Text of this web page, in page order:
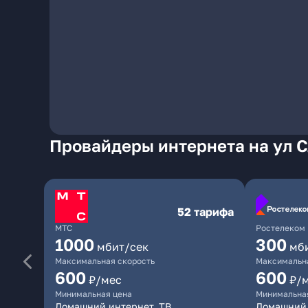
Провайдеры интернета на ул
МТС
52 тарифа
1000 мбит/сек
Максимальная скорость
600 ₽/мес
Минимальная цена
Ростелеком
300
600 ₽/